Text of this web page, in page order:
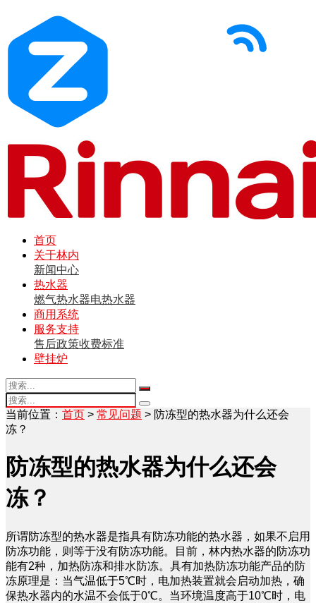
首页
关于林内
新闻中心
热水器
燃气热水器电热水器
商用系统
服务支持
售后政策收费标准
壁挂炉
当前位置： 首页 > 常见问题 > 防冻型的热水器为什么还会
冻？
防冻型的热水器为什么还会
冻？
所谓防冻型的热水器是指具有防冻功能的热水器，如果不启用
防冻功能，则等于没有防冻功能。目前，林内热水器的防冻功
能有2种，加热防冻和排水防冻。具有加热防冻功能产品的防
冻原理是：当气温低于5℃时，电加热装置就会启动加热，确
保热水器内的水温不会低于0℃。当环境温度高于10℃时，电